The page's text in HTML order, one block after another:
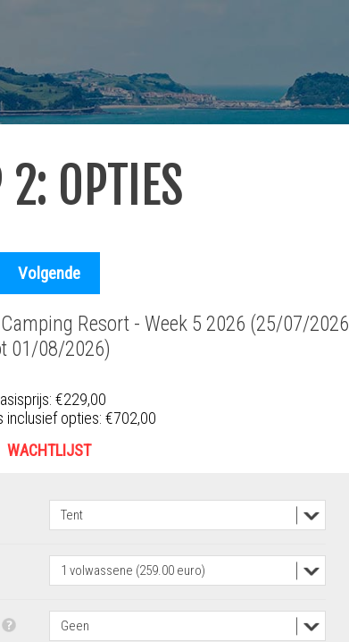
2: OPTIES
Resort - Week 5 2026 (25/07/2026
01/08/2026)
€229,00
inclusief opties: €702,00
WACHTLIJST